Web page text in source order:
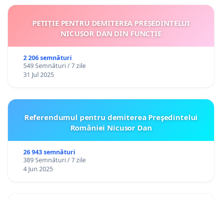
PETIȚIE PENTRU DEMITEREA PREȘEDINTELUI
NICUȘOR DAN DIN FUNCȚIE
2 206 semnături
549 Semnături / 7 zile
31 Jul 2025
Referendumul pentru demiterea Preşedintelui
României Nicusor Dan
26 943 semnături
389 Semnături / 7 zile
4 Jun 2025